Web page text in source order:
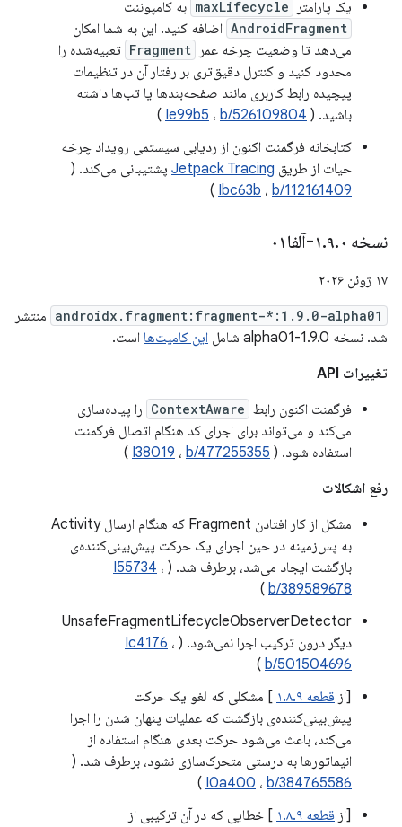
یک پارامتر
maxLifecycle به کامپوننت
AndroidFragment اضافه کنید. این به شما امکان
می‌دهد تا وضعیت چرخه عمر
Fragment تعبیه‌شده را
محدود کنید و کنترل دقیق‌تری بر رفتار آن در تنظیمات
پیچیده رابط کاربری مانند صفحه‌بندها یا تب‌ها داشته
باشید. (
Ie99b5 ، b/526109804
)
کتابخانه فرگمنت اکنون از ردیابی سیستمی رویداد چرخه
حیات از طریق Jetpack Tracing پشتیبانی می‌کند. (
Ibc63b ، b/112161409
)
نسخه ۱ .۹.۰-آلفا۰۱
۱۷ ژوئن ۲۰۲۶
androidx.fragment:fragment-*:1.9.0-alpha01 منتشر
شد. نسخه 1.9.0-alpha01 شامل
این کامیت‌ها است.
تغییرات API
فرگمنت اکنون رابط ContextAware را پیاده‌سازی
می‌کند و می‌تواند برای اجرای کد هنگام اتصال فرگمنت
استفاده شود. (
I38019 ، b/477255355
)
رفع اشکالات
مشکل از کار افتادن Fragment که هنگام ارسال Activity
به پس‌زمینه در حین اجرای یک حرکت پیش‌بینی‌کننده‌ی
بازگشت ایجاد می‌شد، برطرف شد. (
I55734 ،
b/389589678
)
UnsafeFragmentLifecycleObserverDetector
دیگر درون ترکیب اجرا نمی‌شود. (
Ic4176 ،
b/501504696
)
[از قطعه ۱.۸.۹
] مشکلی که لغو یک حرکت
پیش‌بینی‌کننده‌ی بازگشت که عملیات پنهان شدن را اجرا
می‌کند، باعث می‌شود حرکت بعدی هنگام استفاده از
انیماتورها به درستی متحرک‌سازی نشود، برطرف شد. (
I0a400 ، b/384765586
)
[از قطعه ۱.۸.۹ ] خطایی که در آن ترکیبی از